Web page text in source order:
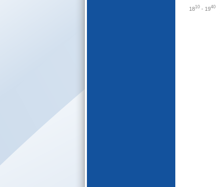
1810 - 1940